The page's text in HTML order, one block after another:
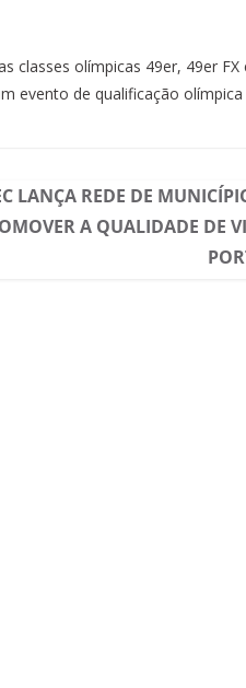
classes olímpicas 49er, 49er
evento de qualificação
LANÇA REDE DE
A QUALIDADE DE